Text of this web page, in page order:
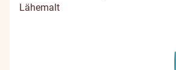
Lähemalt